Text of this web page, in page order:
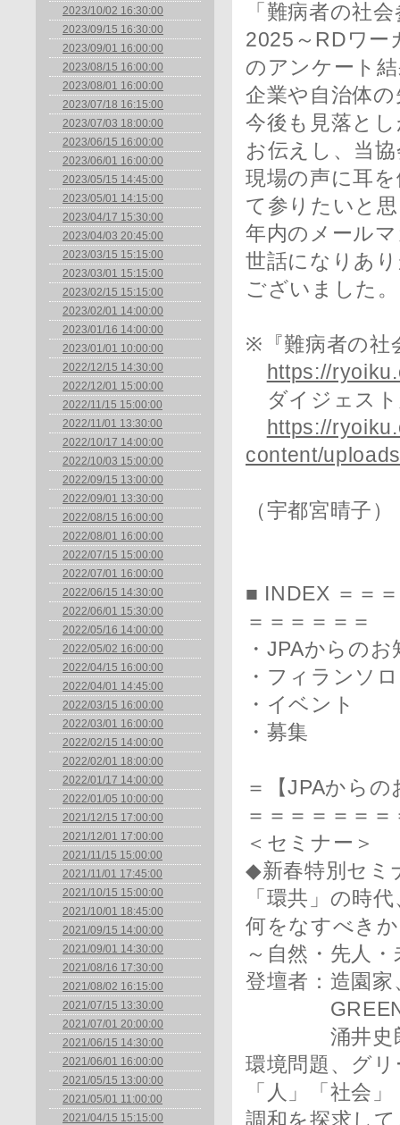
2023/10/02 16:30:00
2023/09/15 16:30:00
2023/09/01 16:00:00
2023/08/15 16:00:00
2023/08/01 16:00:00
2023/07/18 16:15:00
2023/07/03 18:00:00
2023/06/15 16:00:00
2023/06/01 16:00:00
2023/05/15 14:45:00
2023/05/01 14:15:00
2023/04/17 15:30:00
2023/04/03 20:45:00
2023/03/15 15:15:00
2023/03/01 15:15:00
2023/02/15 15:15:00
2023/02/01 14:00:00
2023/01/16 14:00:00
2023/01/01 10:00:00
2022/12/15 14:30:00
2022/12/01 15:00:00
2022/11/15 15:00:00
2022/11/01 13:30:00
2022/10/17 14:00:00
2022/10/03 15:00:00
2022/09/15 13:00:00
2022/09/01 13:30:00
2022/08/15 16:00:00
2022/08/01 16:00:00
2022/07/15 15:00:00
2022/07/01 16:00:00
2022/06/15 14:30:00
2022/06/01 15:30:00
2022/05/16 14:00:00
2022/05/02 16:00:00
2022/04/15 16:00:00
2022/04/01 14:45:00
2022/03/15 16:00:00
2022/03/01 16:00:00
2022/02/15 14:00:00
2022/02/01 18:00:00
2022/01/17 14:00:00
2022/01/05 10:00:00
2021/12/15 17:00:00
2021/12/01 17:00:00
2021/11/15 15:00:00
2021/11/01 17:45:00
2021/10/15 15:00:00
2021/10/01 18:45:00
2021/09/15 14:00:00
2021/09/01 14:30:00
2021/08/16 17:30:00
2021/08/02 16:15:00
2021/07/15 13:30:00
2021/07/01 20:00:00
2021/06/15 14:30:00
2021/06/01 16:00:00
2021/05/15 13:00:00
2021/05/01 11:00:00
2021/04/15 15:15:00
「難病者の社
2025～RDワー
のアンケート
企業や自治体
今後も見落と
お伝えし、当
現場の声に耳
て参りたいと
年内のメール
世話になりあ
ございました
※『難病者の社
https://
ダイジェス
https://
content/
（宇都宮晴子）
■ INDEX ＝＝
＝＝＝＝＝＝
・JPAからの
・フィランソ
・イベント
・募集
＝【JPAから
＝＝＝＝＝＝＝
＜セミナー＞
◆新春特別セミ
「環共」の時
何をなすべき
～自然・先人
登壇者：造園
涌井史郎
環境問題、グ
「人」「社会
調和を探求し